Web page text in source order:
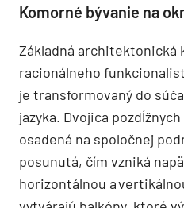
Komorné bývanie na
Základná architektonická
racionálneho
je transformovaný do
jazyka. Dvojica
osadená na spoločnej
posunutá, čím vzniká
horizontálnou a